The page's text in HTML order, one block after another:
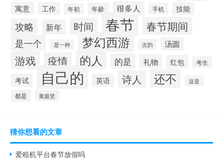
寓意 工作 年初 年龄 很多人 手机 技能
攻略 新年 时间 春节 春节期间
是一个 是一种 梦幻西游 次韵 汤圆
游戏 疫情 的人 的是 礼物 红包 考生
考试 自己的 英语 诗人 还不 这是
都是 黄庭坚
猜你想看的文章
爱租机平台春节放假吗